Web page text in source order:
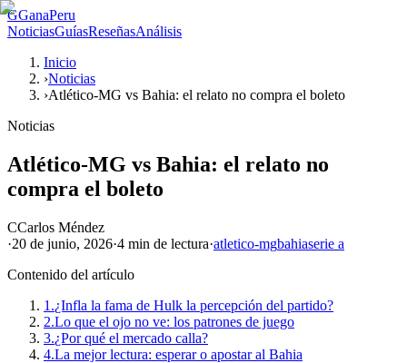
GGanaPeru
NoticiasGuíasReseñasAnálisis
Inicio
›Noticias
›Atlético-MG vs Bahia: el relato no compra el boleto
Noticias
Atlético-MG vs Bahia: el relato no
compra el boleto
CCarlos Méndez
·20 de junio, 2026·4 min de lectura·atletico-mgbahiaserie a
Contenido del artículo
1.¿Infla la fama de Hulk la percepción del partido?
2.Lo que el ojo no ve: los patrones de juego
3.¿Por qué el mercado calla?
4.La mejor lectura: esperar o apostar al Bahia